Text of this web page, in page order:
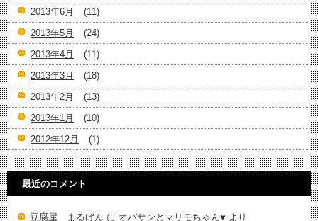
2013年6月
(11)
2013年5月
(24)
2013年4月
(11)
2013年3月
(18)
2013年2月
(13)
2013年1月
(10)
2012年12月
(1)
最近のコメント
豆腐屋 まるげん に オバサンとマリモちゃん♥️ より